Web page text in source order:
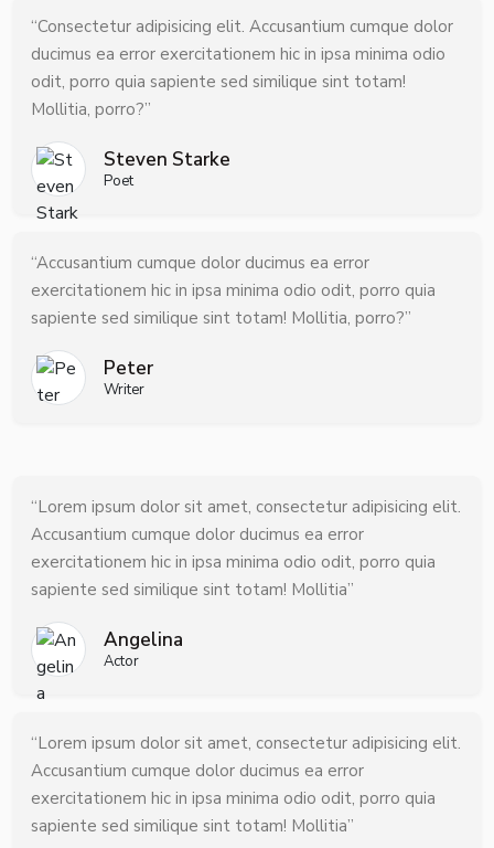
“Consectetur adipisicing elit. Accusantium cumque dolor
ducimus ea error exercitationem hic in ipsa minima odio
odit, porro quia sapiente sed similique sint totam!
Mollitia, porro?”
Steven Starke
Poet
“Accusantium cumque dolor ducimus ea error
exercitationem hic in ipsa minima odio odit, porro quia
sapiente sed similique sint totam! Mollitia, porro?”
Peter
Writer
“Lorem ipsum dolor sit amet, consectetur adipisicing elit.
Accusantium cumque dolor ducimus ea error
exercitationem hic in ipsa minima odio odit, porro quia
sapiente sed similique sint totam! Mollitia”
Angelina
Actor
“Lorem ipsum dolor sit amet, consectetur adipisicing elit.
Accusantium cumque dolor ducimus ea error
exercitationem hic in ipsa minima odio odit, porro quia
sapiente sed similique sint totam! Mollitia”